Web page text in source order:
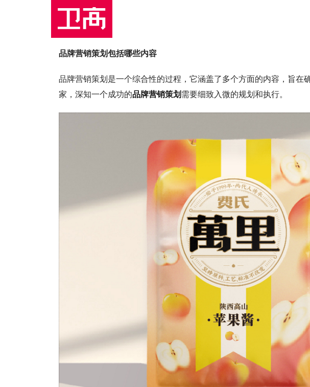
品牌营销策划包括哪些内容
品牌营销策划是一个综合性的过程，它涵盖了多个方面的内容，旨
家，深知一个成功的品牌营销策划 需要细致入微的规划和执行。